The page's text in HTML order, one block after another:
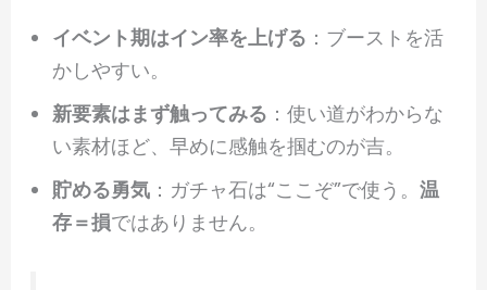
イベント期はイン率を上げる ：ブーストを活
かしやすい。
新要素はまず触ってみる ：使い道がわからな
い素材ほど、早めに感触を掴むのが吉。
貯める勇気 ：ガチャ石は“ここぞ”で使う。温
存＝損ではありません。